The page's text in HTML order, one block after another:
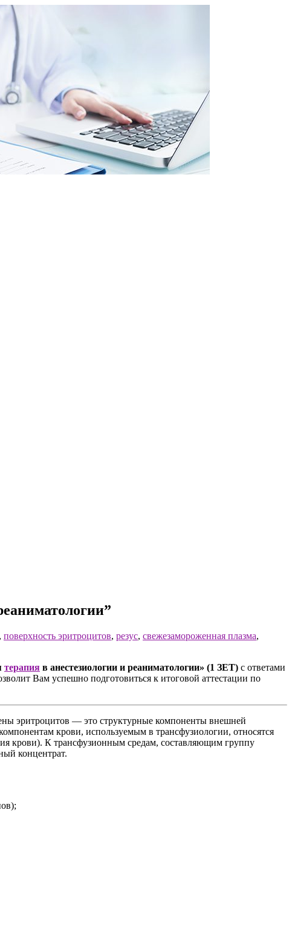
, поверхность эритроцитов, резус, свежезамороженная плазма,
терапия в анестезиологии и реаниматологии» (1 ЗЕТ) с ответами
Вам успешно подготовиться к итоговой аттестации по
эритроцитов — это структурные компоненты внешней
крови, используемым в трансфузиологии, относятся
крови). К трансфузионным средам, составляющим группу
концентрат.